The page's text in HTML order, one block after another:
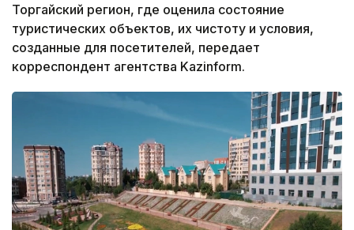
Торгайский регион, где оценила состояние
туристических объектов, их чистоту и условия,
созданные для посетителей, передает
корреспондент агентства Kazinform.